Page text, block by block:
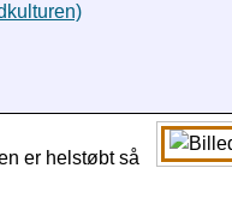
er helstøbt så